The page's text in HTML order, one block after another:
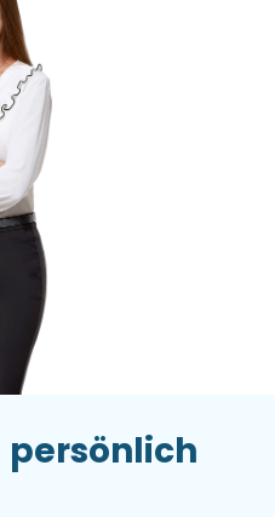
persönlich